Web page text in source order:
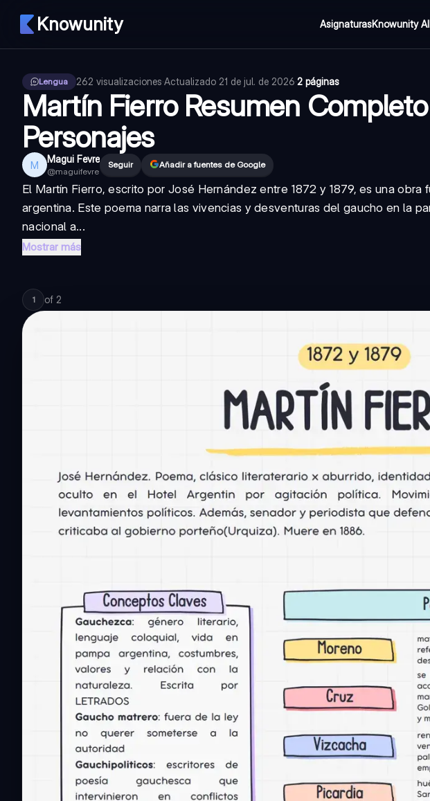
Knowunity AsignaturasKnowunity AI
Lengua 262 visualizaciones·Actualizado 21 de jul. de 2026·2 páginas
Martín Fierro Resumen
Personajes
M Magui Fevre
@maguifevre
Seguir Añadir a fuentes de Google
El Martín Fierro, escrito por José Hernández entre 1872 y 1879, es una
argentina. Este poema narra las vivencias y desventuras del gaucho en la
nacional a...
Mostrar más
1 of 2